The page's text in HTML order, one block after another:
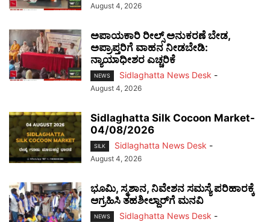
August 4, 2026
ಅಪಾಯಕಾರಿ ರೀಲ್ಸ್ ಅನುಕರಣೆ ಬೇಡ,
ಅಪ್ರಾಪ್ತರಿಗೆ ವಾಹನ ನೀಡಬೇಡಿ:
ನ್ಯಾಯಾಧೀಶರ ಎಚ್ಚರಿಕೆ
NEWS Sidlaghatta News Desk -
August 4, 2026
Sidlaghatta Silk Cocoon Market-
04/08/2026
SILK Sidlaghatta News Desk -
August 4, 2026
ಭೂಮಿ, ಸ್ಮಶಾನ, ನಿವೇಶನ ಸಮಸ್ಯೆ ಪರಿಹಾರಕ್ಕೆ
ಆಗ್ರಹಿಸಿ ತಹಶೀಲ್ದಾರ್‌ಗೆ ಮನವಿ
NEWS Sidlaghatta News Desk -